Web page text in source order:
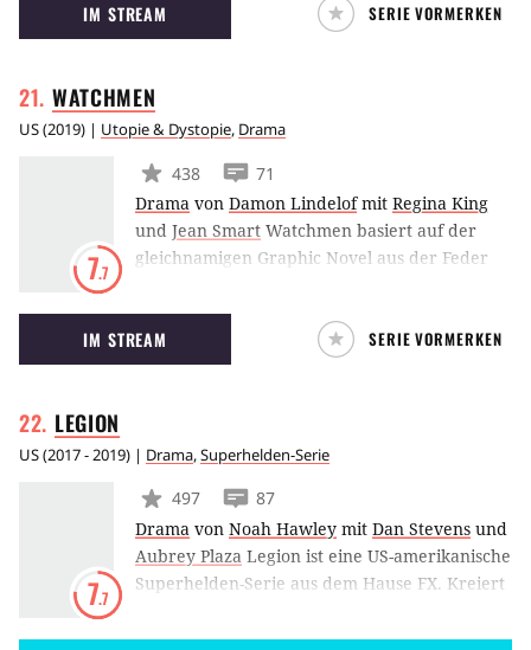
Aangs Federführung aus ehemaligen
Feuernations-Kolonien im Erdkönigreich die
deren Hauptstadt Republic City die Serie
spielt.
IM STREAM SERIE VORMERKEN
WATCHMEN
US(2019) | Utopie & Dystopie, Drama
7.7
438
71
Drama von Damon Lindelofmit Regina King
und Jean Smart Watchmen basiert auf der
gleichnamigen Graphic Novel aus der Feder
The Leftovers-Mastermind Damon Lindelof
fungiert als kreativer Kopf hinter der
Adaption, die von einer alternativen
beeinflusst haben.
IM STREAM SERIE VORMERKEN
LEGION
US(2017 - 2019) | Drama,Superhelden-Serie
7.7
497
87
Drama von Noah Hawley mit Dan Stevens und
Aubrey Plaza Legion ist eine US-amerikanische
Superhelden-Serie aus dem Hause FX. Kreiert
Hawley. Die Handlung basiert auf Geschichten